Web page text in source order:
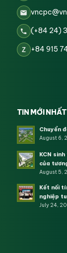
(+84 24)
Z +84 915
TIN MỚI NHẤT
Chuyển
August 6,
KCN
của
August 5,
Kết nối
nghiệp
July 24,